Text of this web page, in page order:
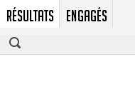
RÉSULTATS ENGAGÉS